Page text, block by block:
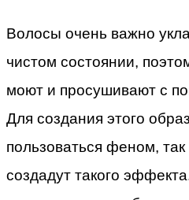
Волосы очень важно
чистом состоянии,
моют и просушивают с
Для создания этого
пользоваться феном,
создадут такого